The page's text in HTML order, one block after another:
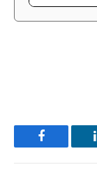
Facebook